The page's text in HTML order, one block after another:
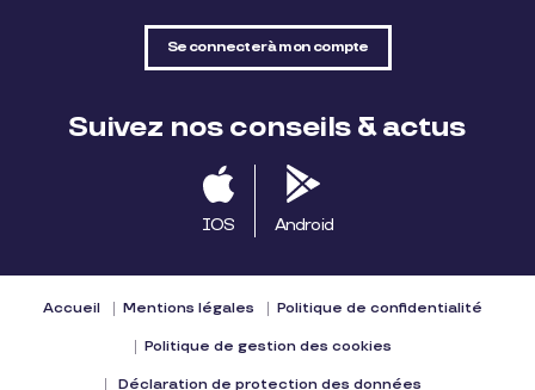
Se connecter à mon compte
Suivez nos conseils & actus
IOS Android
Accueil Mentions légales Politique de confidentialité
Politique de gestion des cookies
Déclaration de protection des données